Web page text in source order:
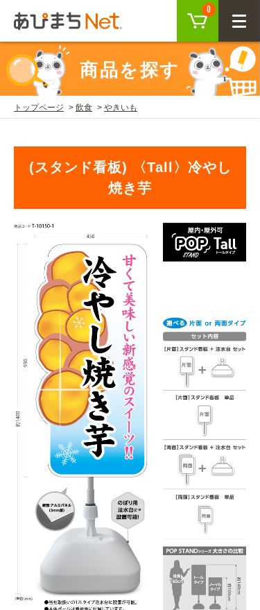
0
CLOSE
ログイン
会員登録
商品を探す
SEARCH
KEYWORD
注目キーワード
チュクミ 韓国グルメ 駐車場 鍋 夏
CATEGORY
飲食 住まい・暮らし
美容・健康 地域・観光
イベント・季節 不動産・建築
カルチャー・教養 娯楽
車・バイク関連 その他
OTHER ITEMS
ご利用ガイド
USER GUIDE
ご利用ガイド トップ
取り扱い商品一覧
既製デザイン商品注文方法
オリジナルオーダー注文方法
料金一覧
お届け納期と配送方法
お支払方法
初めての方へ
BEGINNER'S GUIDE
初めての方へ トップ
商品について
お客様の声
よくある質問
オリジナルオーダー制作事例
商品を探す
トップページ 飲食 やきいも
(スタンド看板) 〈Tall〉冷やし
焼き芋